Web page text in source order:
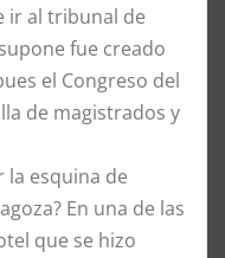
ir al tribunal de
fue creado
el Congreso del
de magistrados y
la esquina de
En una de las
que se hizo